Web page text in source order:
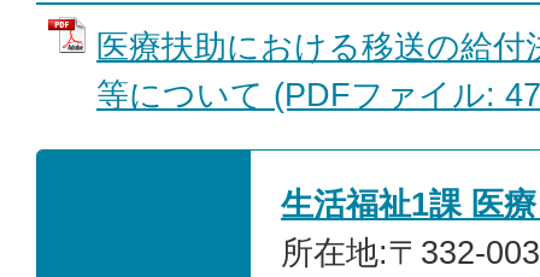
医療扶助における移送の給
等について (PDFファイル:
生活福祉1課 医
所在地:〒332-